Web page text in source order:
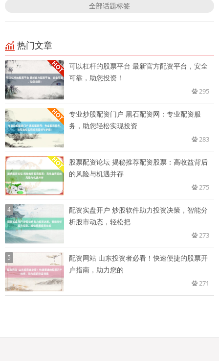
全部话题标签
热门文章
可以杠杆的股票平台 最新官方配资平台，安全
可靠，助您投资！
295
专业炒股配资门户 黑石配资网：专业配资服
务，助您轻松实现投资
283
股票配资论坛 揭秘推荐配资股票：高收益背后
的风险与机遇并存
275
4
配资实盘开户 炒股软件助力投资决策，智能分
析股市动态，轻松把
273
5
配资网站 山东投资者必看！快速便捷的股票开
户指南，助力您的
271